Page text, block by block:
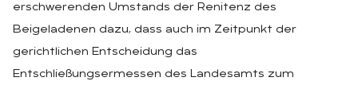
erschwerenden Umstands der Renitenz des
Beigeladenen dazu, dass auch im Zeitpunkt der
gerichtlichen Entscheidung das
Entschließungsermessen des Landesamts zum